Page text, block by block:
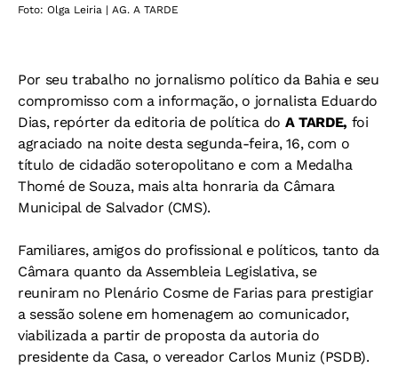
Foto: Olga Leiria | AG. A TARDE
Por seu trabalho no jornalismo político da Bahia e seu
compromisso com a informação, o jornalista Eduardo
Dias, repórter da editoria de política do A TARDE, foi
agraciado na noite desta segunda-feira, 16, com o
título de cidadão soteropolitano e com a Medalha
Thomé de Souza, mais alta honraria da Câmara
Municipal de Salvador (CMS).
Familiares, amigos do profissional e políticos, tanto da
Câmara quanto da Assembleia Legislativa, se
reuniram no Plenário Cosme de Farias para prestigiar
a sessão solene em homenagem ao comunicador,
viabilizada a partir de proposta da autoria do
presidente da Casa, o vereador Carlos Muniz (PSDB).